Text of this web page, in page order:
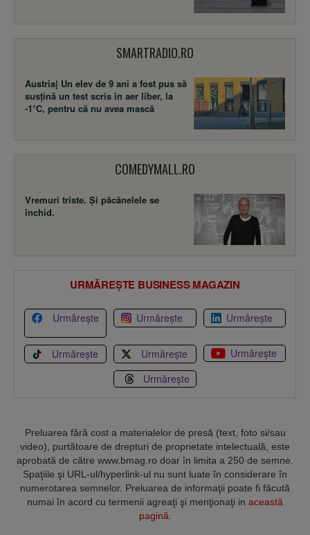
SMARTRADIO.RO
Austria| Un elev de 9 ani a fost pus să
susţină un test scris în aer liber, la
-1°C, pentru că nu avea mască
COMEDYMALL.RO
Vremuri triste. Şi păcănelele se
închid.
URMĂREȘTE BUSINESS MAGAZIN
Urmărește Urmărește Urmărește
Urmărește Urmărește
Urmărește
Urmărește
Preluarea fără cost a materialelor de presă (text, foto si/sau
video), purtătoare de drepturi de proprietate intelectuală, este
aprobată de către www.bmag.ro doar în limita a 250 de semne.
Spaţiile şi URL-ul/hyperlink-ul nu sunt luate în considerare în
numerotarea semnelor. Preluarea de informaţii poate fi făcută
numai în acord cu termenii agreaţi şi menţionaţi in această
pagină.